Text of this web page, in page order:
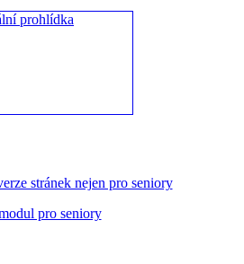
stránek nejen pro seniory